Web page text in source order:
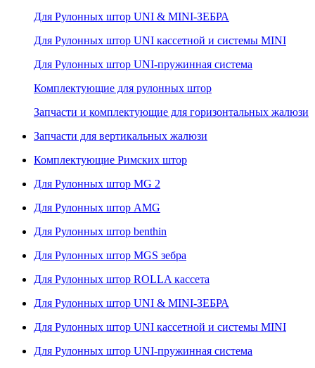
Для Рулонных штор UNI & MINI-ЗЕБРА
Для Рулонных штор UNI кассетной и системы MINI
Для Рулонных штор UNI-пружинная система
Комплектующие для рулонных штор
Запчасти и комплектующие для горизонтальных жалюзи
Запчасти для вертикальных жалюзи
Комплектующие Римских штор
Для Рулонных штор MG 2
Для Рулонных штор AMG
Для Рулонных штор benthin
Для Рулонных штор MGS зебра
Для Рулонных штор ROLLA кассета
Для Рулонных штор UNI & MINI-ЗЕБРА
Для Рулонных штор UNI кассетной и системы MINI
Для Рулонных штор UNI-пружинная система